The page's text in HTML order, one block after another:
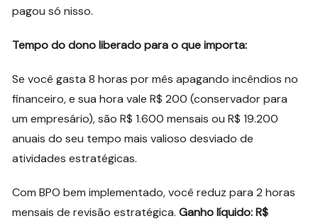
pagou só nisso.
Tempo do dono liberado para o que importa:
Se você gasta 8 horas por mês apagando incêndios no
financeiro, e sua hora vale R$ 200 (conservador para
um empresário), são R$ 1.600 mensais ou R$ 19.200
anuais do seu tempo mais valioso desviado de
atividades estratégicas.
Com BPO bem implementado, você reduz para 2 horas
mensais de revisão estratégica.Ganho líquido: R$